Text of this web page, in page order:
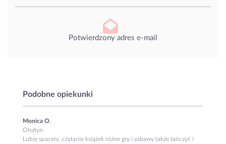
Potwierdzony adres e-mail
Podobne opiekunki
Monica O.
Olsztyn
Lubię spacery ,czytanie książek różne gry i zabawy także tańczyć i